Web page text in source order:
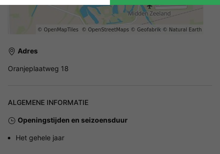
Adres
Oranjeplaatweg 18
ALGEMENE INFORMATIE
Openingstijden en seizoensduur
Het gehele jaar